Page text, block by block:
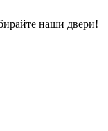
наши двери!